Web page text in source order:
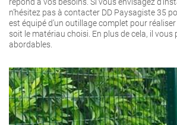
n’hésitez pas à contacter DD Paysagiste 35
est équipé d’un outillage complet pour
soit le matériau choisi. En plus de cela, il vous
abordables.